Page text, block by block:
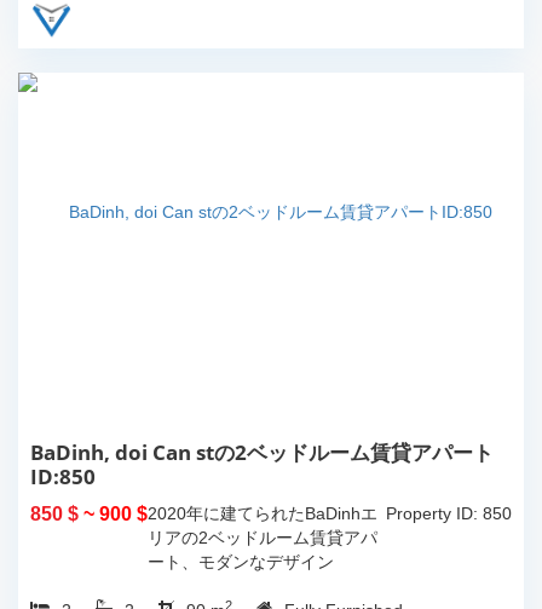
BaDinh, doi Can stの2ベッドルーム賃貸アパート
ID:850
850 $ ~ 900 $ Property ID: 850
2020年に建てられたBaDinhエ
リアの2ベッドルーム賃貸アパ
ート、モダンなデザイン
2